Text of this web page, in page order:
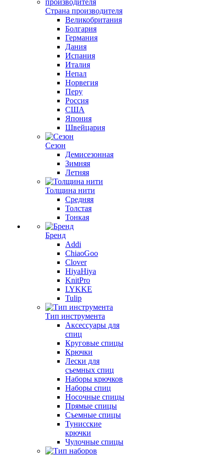
Страна производителя
Великобритания
Болгария
Германия
Дания
Испания
Италия
Непал
Норвегия
Перу
Россия
США
Япония
Швейцария
Сезон
Демисезонная
Зимняя
Летняя
Толщина нити
Средняя
Толстая
Тонкая
Бренд
Addi
ChiaoGoo
Clover
HiyaHiya
KnitPro
LYKKE
Tulip
Тип инструмента
Аксессуары для
спиц
Круговые спицы
Крючки
Лески для
съемных спиц
Наборы крючков
Наборы спиц
Носочные спицы
Прямые спицы
Съемные спицы
Тунисские
крючки
Чулочные спицы